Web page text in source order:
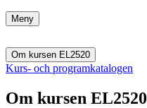
Meny
Om kursen EL2520
Kurs- och programkatalogen
Om kursen EL2520